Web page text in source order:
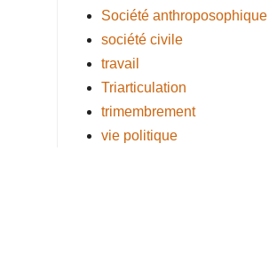
Société anthroposophique
société civile
travail
Triarticulation
trimembrement
vie politique